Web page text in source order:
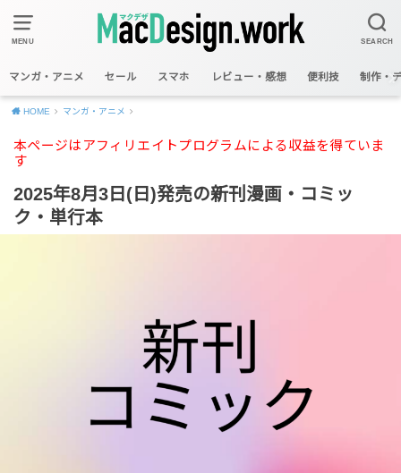
MENU SEARCH
マンガ・アニメ セール スマホ レビュー・感想 便利技 制作・
HOME マンガ・アニメ
本ページはアフィリエイトプログラムによる収益を得ていま
す
2025年8月3日(日)発売の新刊漫画・コミッ
ク・単行本